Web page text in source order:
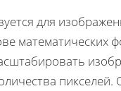
для
математических